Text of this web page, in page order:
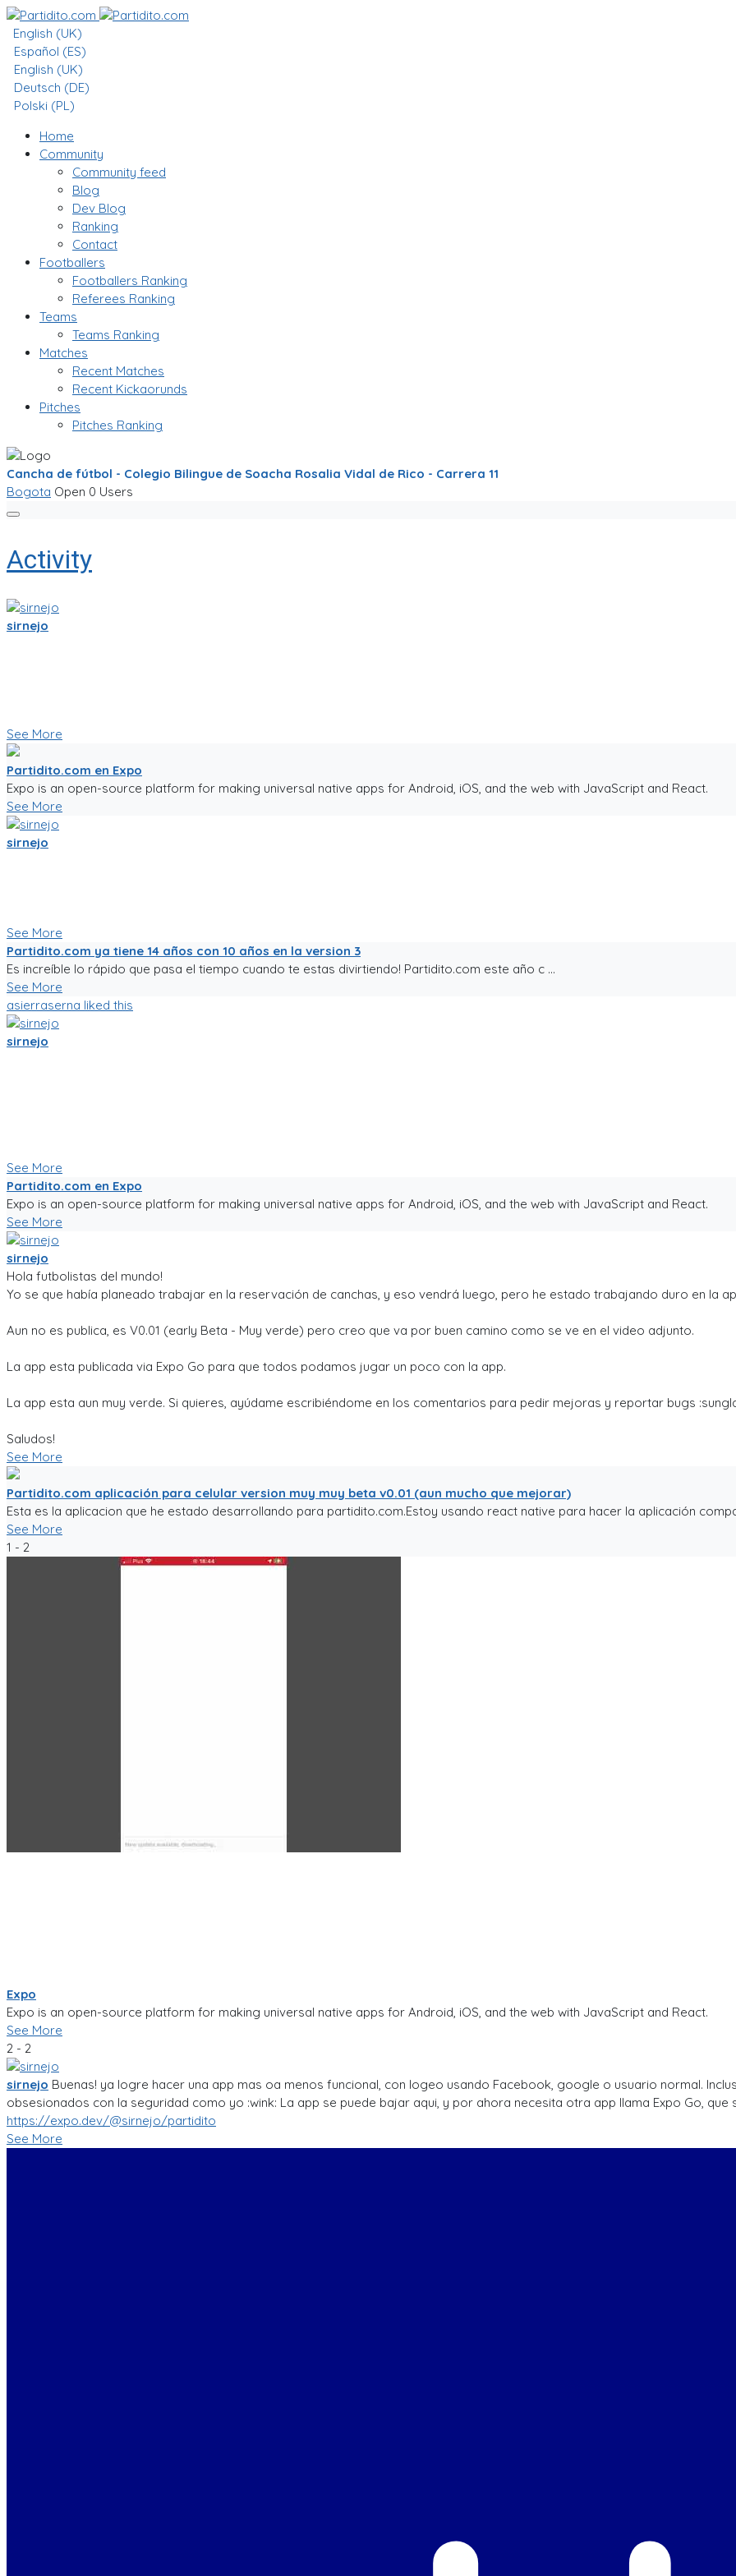
English (UK)
Español (ES)
English (UK)
Deutsch (DE)
Polski (PL)
Home
Community
Community feed
Blog
Dev Blog
Ranking
Contact
Footballers
Footballers Ranking
Referees Ranking
Teams
Teams Ranking
Matches
Recent Matches
Recent Kickaorunds
Pitches
Pitches Ranking
Cancha de fútbol - Colegio Bilingue de Soacha Rosalia Vidal de Rico - Carrera 11
Bogota Open 0 Users
Activity
sirnejo
See More
Partidito.com en Expo
Expo is an open-source platform for making universal native apps for Android, iOS, and the web with JavaScript and React.
See More
sirnejo
See More
Partidito.com ya tiene 14 años con 10 años en la version 3
Es increíble lo rápido que pasa el tiempo cuando te estas divirtiendo! Partidito.com este año c ...
See More
asierraserna liked this
sirnejo
See More
Partidito.com en Expo
Expo is an open-source platform for making universal native apps for Android, iOS, and the web with JavaScript and React.
See More
sirnejo
Hola futbolistas del mundo!
Yo se que había planeado trabajar en la reservación de canchas, y eso vendrá luego, pero he estado trabajando duro en la
Aun no es publica, es V0.01 (early Beta - Muy verde) pero creo que va por buen camino como se ve en el video adjunto.
La app esta publicada via Expo Go para que todos podamos jugar un poco con la app.
La app esta aun muy verde. Si quieres, ayúdame escribiéndome en los comentarios para pedir mejoras y reportar bugs
Saludos!
See More
Partidito.com aplicación para celular version muy muy beta v0.01 (aun mucho que mejorar)
Esta es la aplicacion que he estado desarrollando para partidito.com.Estoy usando react native para hacer la aplicación
See More
1 - 2
Expo
Expo is an open-source platform for making universal native apps for Android, iOS, and the web with JavaScript and React.
See More
2 - 2
sirnejo Buenas! ya logre hacer una app mas oa menos funcional, con logeo usando Facebook, google o usuario normal.
obsesionados con la seguridad como yo :wink: La app se puede bajar aqui, y por ahora necesita otra app llama Expo Go,
https://expo.dev/@sirnejo/partidito
See More